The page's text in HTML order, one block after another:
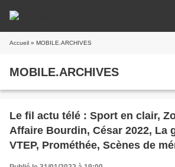
Accueil » MOBILE.ARCHIVES
MOBILE.ARCHIVES
Le fil actu télé : Sport en clair,
Affaire Bourdin, César 2022, La
VTEP, Prométhée, Scènes de
Culturebox, On n'est pas